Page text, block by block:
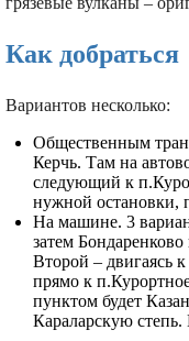
Как добраться
Вариантов несколько:
Общественным
Керчь. Там на
следующий к
нужной остановки,
На машине. 3
затем
Второй – двигаясь
прямо к
пунктом будет
Караларскую степь.